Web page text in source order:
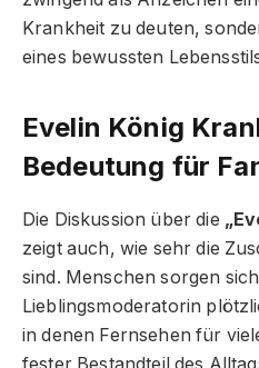
Krankheit zu deuten,
eines bewussten
Evelin König
Bedeutung für
Die Diskussion über die
zeigt auch, wie sehr die
sind. Menschen sorgen
Lieblingsmoderatorin
in denen Fernsehen für